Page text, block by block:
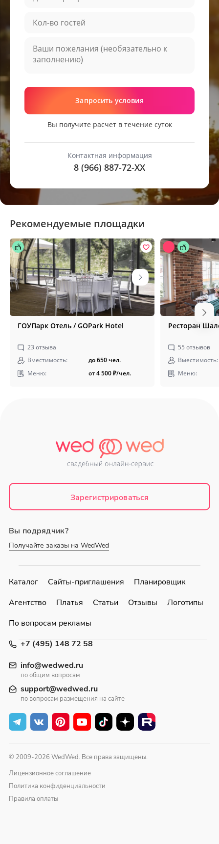
Запросить условия
Вы получите расчет в течение суток
Контактная информация
8 (966) 887-72-XX
Рекомендуемые площадки
ГОУПарк Отель / GOPark Hotel
23 отзыва
Вместимость:
до 650 чел.
Меню:
от 4 500₽/чел.
Ресторан
55 отзывов
Вместимость:
Меню:
Зарегистрироваться
Вы подрядчик?
Получайте заказы на WedWed
+7 (495) 148 72 58
info@wedwed.ru
по общим вопросам
support@wedwed.ru
по вопросам размещения на сайте
Каталог Сайты-приглашения
Планировщик
Агентство
Платья Статьи Отзывы
Логотипы
По вопросам рекламы
© 2009-2026 WedWed. Все права защищены.
Лицензионное соглашение
Политика конфиденциальности
Правила оплаты